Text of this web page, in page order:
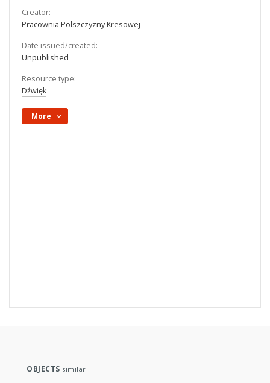
Creator:
Pracownia Polszczyzny Kresowej
Date issued/created:
Unpublished
Resource type:
Dźwięk
More
OBJECTS similar